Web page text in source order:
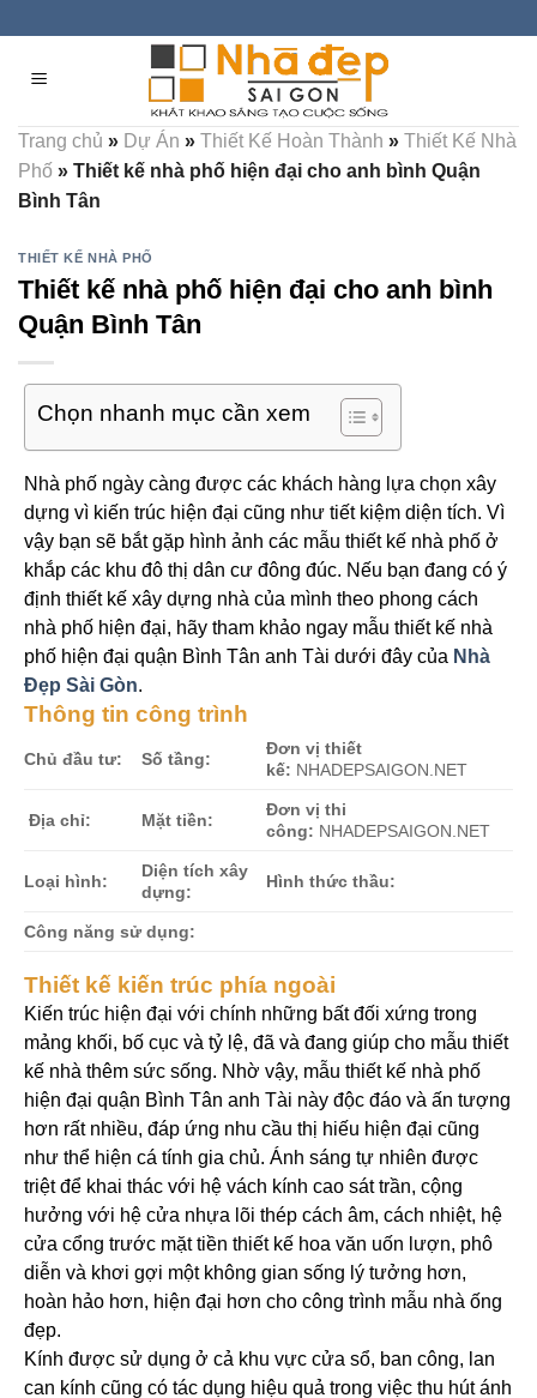
content
Trang chủ » Dự Án » Thiết Kế Hoàn Thành » Thiết Kế Nhà
Phố » Thiết kế nhà phố hiện đại cho anh bình Quận
Bình Tân
THIẾT KẾ NHÀ PHỐ
Thiết kế nhà phố hiện đại cho anh bình
Quận Bình Tân
Chọn nhanh mục cần xem
Nhà phố ngày càng được các khách hàng lựa chọn xây
dựng vì kiến trúc hiện đại cũng như tiết kiệm diện tích. Vì
vậy bạn sẽ bắt gặp hình ảnh các mẫu thiết kế nhà phố ở
khắp các khu đô thị dân cư đông đúc. Nếu bạn đang có ý
định thiết kế xây dựng nhà của mình theo phong cách
nhà phố hiện đại, hãy tham khảo ngay mẫu thiết kế nhà
phố hiện đại quận Bình Tân anh Tài dưới đây của Nhà
Đẹp Sài Gòn.
Thông tin công trình
Chủ đầu tư: Số tầng:
Đơn vị thiết
kế: NHADEPSAIGON.NET
Địa chỉ: Mặt tiền:
Đơn vị thi
công: NHADEPSAIGON.NET
Loại hình:
Diện tích xây
dựng:
Hình thức thầu:
Công năng sử dụng:
Thiết kế kiến trúc phía ngoài
Kiến trúc hiện đại với chính những bất đối xứng trong
mảng khối, bố cục và tỷ lệ, đã và đang giúp cho mẫu thiết
kế nhà thêm sức sống. Nhờ vậy, mẫu thiết kế nhà phố
hiện đại quận Bình Tân anh Tài này độc đáo và ấn tượng
hơn rất nhiều, đáp ứng nhu cầu thị hiếu hiện đại cũng
như thể hiện cá tính gia chủ. Ánh sáng tự nhiên được
triệt để khai thác với hệ vách kính cao sát trần, cộng
hưởng với hệ cửa nhựa lõi thép cách âm, cách nhiệt, hệ
cửa cổng trước mặt tiền thiết kế hoa văn uốn lượn, phô
diễn và khơi gợi một không gian sống lý tưởng hơn,
hoàn hảo hơn, hiện đại hơn cho công trình mẫu nhà ống
đẹp.
Kính được sử dụng ở cả khu vực cửa sổ, ban công, lan
can kính cũng có tác dụng hiệu quả trong việc thu hút ánh